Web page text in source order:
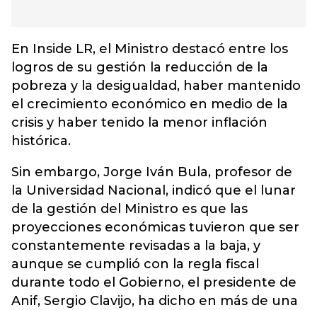
En Inside LR, el Ministro destacó entre los
logros de su gestión la reducción de la
pobreza y la desigualdad, haber mantenido
el crecimiento económico en medio de la
crisis y haber tenido la menor inflación
histórica.
Sin embargo, Jorge Iván Bula, profesor de
la Universidad Nacional, indicó que el lunar
de la gestión del Ministro es que las
proyecciones económicas tuvieron que ser
constantemente revisadas a la baja, y
aunque se cumplió con la regla fiscal
durante todo el Gobierno, el presidente de
Anif, Sergio Clavijo, ha dicho en más de una